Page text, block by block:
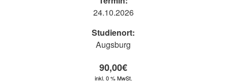
24.10.2026
Studienort:
Augsburg
90,00€
inkl. 0 % MwSt.